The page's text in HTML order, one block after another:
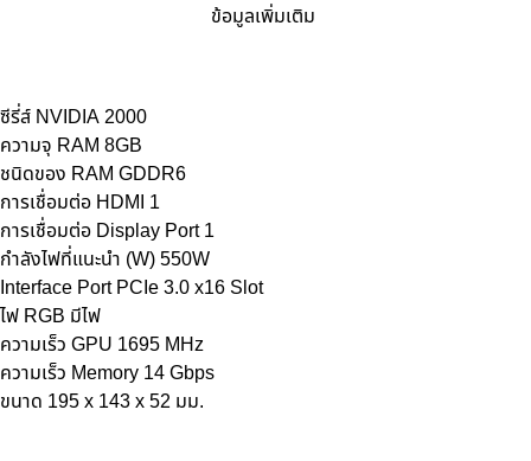
ข้อมูลเพิ่มเติม
ซีรี่ส์ NVIDIA 2000
ความจุ RAM 8GB
ชนิดของ RAM GDDR6
การเชื่อมต่อ HDMI 1
การเชื่อมต่อ Display Port 1
กำลังไฟที่แนะนำ (W) 550W
Interface Port PCIe 3.0 x16 Slot
ไฟ RGB มีไฟ
ความเร็ว GPU 1695 MHz
ความเร็ว Memory 14 Gbps
ขนาด 195 x 143 x 52 มม.